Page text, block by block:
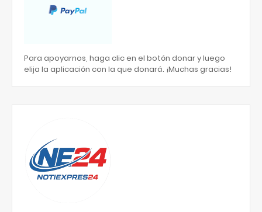
Para apoyarnos, haga clic en el botón donar y luego
elija la aplicación con la que donará. ¡Muchas gracias!